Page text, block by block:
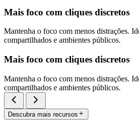
Mais foco com cliques discretos
Mantenha o foco com menos distrações.
compartilhados e ambientes públicos.
Mais foco com cliques discretos
Mantenha o foco com menos distrações.
compartilhados e ambientes públicos.
Descubra mais recursos